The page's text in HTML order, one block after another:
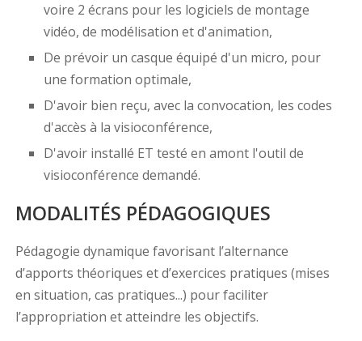
voire 2 écrans pour les logiciels de montage
vidéo, de modélisation et d'animation,
De prévoir un casque équipé d'un micro, pour
une formation optimale,
D'avoir bien reçu, avec la convocation, les codes
d'accès à la visioconférence,
D'avoir installé ET testé en amont l'outil de
visioconférence demandé.
MODALITÉS PÉDAGOGIQUES
Pédagogie dynamique favorisant l’alternance
d’apports théoriques et d’exercices pratiques (mises
en situation, cas pratiques...) pour faciliter
l’appropriation et atteindre les objectifs.